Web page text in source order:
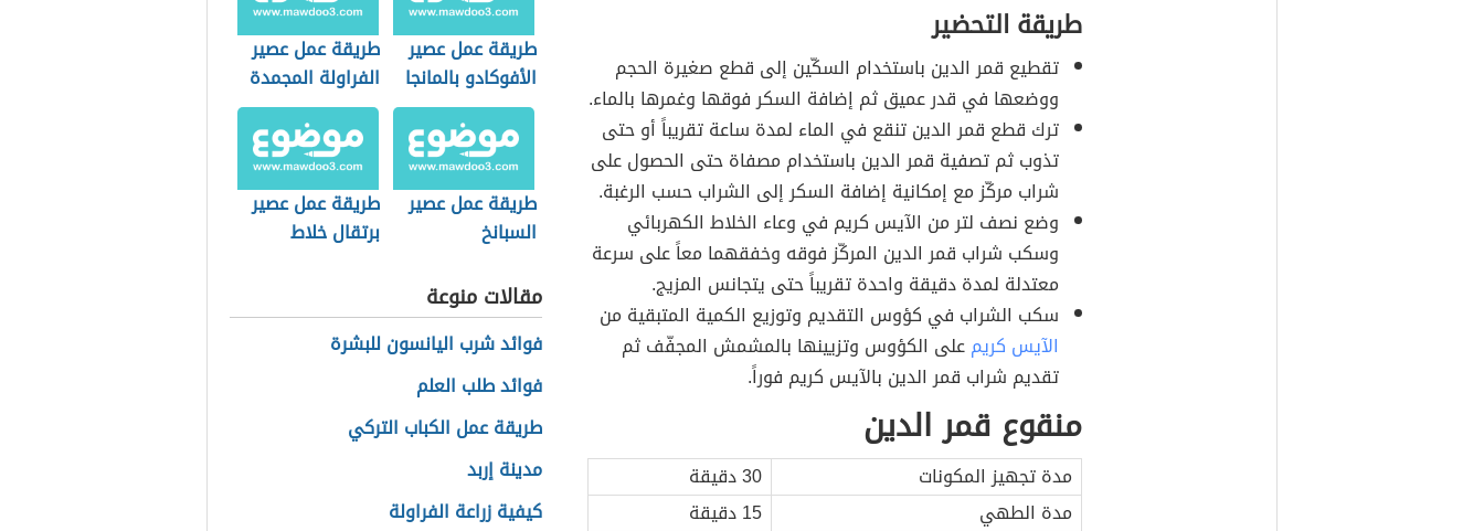
طريقة التحضير
تقطيع قمر الدين باستخدام السكّين إلى قطع صغيرة الحجم
ووضعها في قدر عميق ثم إضافة السكر فوقها وغمرها بالماء.
ترك قطع قمر الدين تنقع في الماء لمدة ساعة تقريباً أو حتى
تذوب ثم تصفية قمر الدين باستخدام مصفاة حتى الحصول على
شراب مركّز مع إمكانية إضافة السكر إلى الشراب حسب الرغبة.
وضع نصف لتر من الآيس كريم في وعاء الخلاط الكهربائي
وسكب شراب قمر الدين المركّز فوقه وخفقهما معاً على سرعة
معتدلة لمدة دقيقة واحدة تقريباً حتى يتجانس المزيج.
سكب الشراب في كؤوس التقديم وتوزيع الكمية المتبقية من
الآيس كريمعلى الكؤوس وتزيينها بالمشمش المجفّف ثم
تقديم شراب قمر الدين بالآيس كريم فوراً.
منقوع قمر الدين
مدة تجهيز المكونات
30 دقيقة
مدة الطهي
15 دقيقة
طريقة عمل عصير
الأفوكادو بالمانجا
طريقة عمل عصير
الفراولة المجمدة
طريقة عمل عصير
السبانخ
طريقة عمل عصير
برتقال خلاط
مقالات منوعة
فوائد شرب اليانسون للبشرة
فوائد طلب العلم
طريقة عمل الكباب التركي
مدينة إربد
كيفية زراعة الفراولة